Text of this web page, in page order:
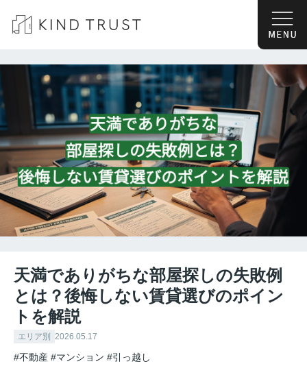
天満でありがちな部屋探しの失敗例
とは？後悔しない賃貸選びのポイン
トを解説
エリア別 2026.05.17
#不動産 #マンション #引っ越し